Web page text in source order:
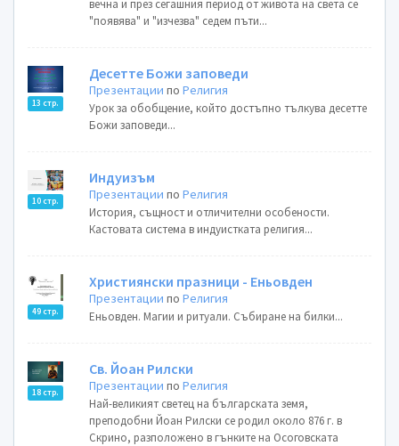
вечна и през сегашния период от живота на света се
"появява" и "изчезва" седем пъти...
13 стр.
Десетте Божи заповеди
Презентации поРелигия
Урок за обобщение, който достъпно тълкува десетте
Божи заповеди...
10 стр.
Индуизъм
Презентации поРелигия
История, същност и отличителни особености.
Кастовата система в индуистката религия...
49 стр.
Християнски празници - Еньовден
Презентации поРелигия
Еньовден. Магии и ритуали. Събиране на билки...
18 стр.
Св. Йоан Рилски
Презентации поРелигия
Най-великият светец на българската земя,
преподобни Йоан Рилски се родил около 876 г. в
Скрино, разположено в гънките на Осоговската